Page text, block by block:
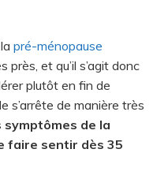
pré-ménopause
et qu’il s’agit donc
plutôt en fin de
s’arrête de manière très
symptômes de la
faire sentir dès 35